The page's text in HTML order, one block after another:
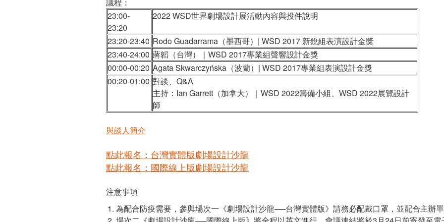
23:00-
23:20
2022 WSD世界劇場設計展活動內容與投件說明
23:20-23:40 Rodo Guadarrama（墨西哥）| WSD 2017 新銳組表演設計金獎
23:40-24:00 蔣韜（台灣）｜WSD 2017專業組聲響設計金獎
00:00-00:20 Agata Skwarczyńska（波蘭）| WSD 2017專業組表演設計金獎
00:20-01:00 對談、Q&A
主持：Ian Garrett（加拿大）｜WSD 2022籌備小組、WSD 2022展覽設計
師
與談人簡介
點此報名：台灣實體版劇場設計沙龍
點此報名：國際線上版劇場設計沙龍
注意事項
為配合防疫需要，參與場次一《劇場設計沙龍──台灣實體版》請務必配戴口罩，並配合主辦單